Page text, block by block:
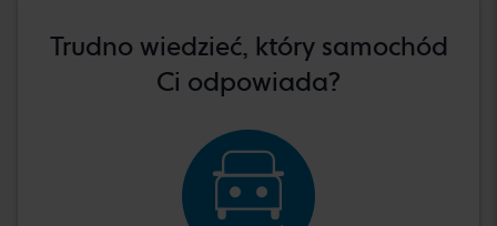
Trudno wiedzieć, który samochód
Ci odpowiada?